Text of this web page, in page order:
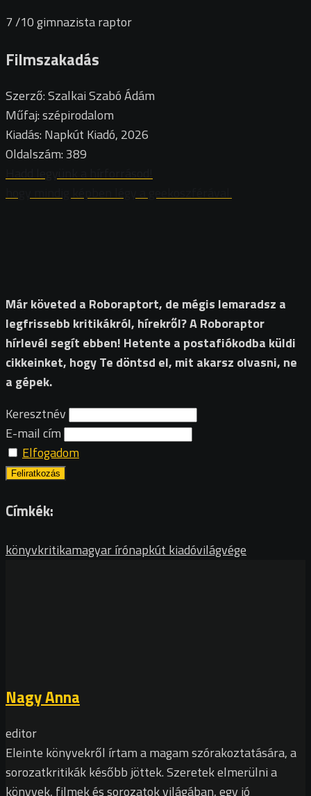
7/10gimnazista raptor
Filmszakadás
Szerző: Szalkai Szabó Ádám
Műfaj: szépirodalom
Kiadás: Napkút Kiadó, 2026
Oldalszám: 389
Már követed a Roboraptort, de mégis lemaradsz a
legfrissebb kritikákról, hírekről? A Roboraptor
hírlevél segít ebben! Hetente a postafiókodba küldi
cikkeinket, hogy Te döntsd el, mit akarsz olvasni, ne
a gépek.
Keresztnév
E-mail cím
Elfogadom
Címkék:
könyvkritikamagyar írónapkút kiadóvilágvége
Nagy Anna
editor
Eleinte könyvekről írtam a magam szórakoztatására, a
sorozatkritikák később jöttek. Szeretek elmerülni a
könyvek, filmek és sorozatok világában, egy jó